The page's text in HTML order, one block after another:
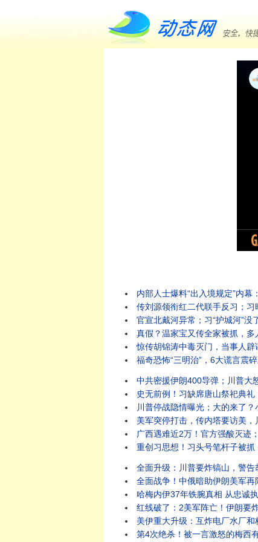
内部人士爆料“出入境规定”内幕：原
传刘源领衔红二代联手反习；
官宣北戴河异常；习“护城河”
真假？温家宝又传全家被抓，多人坠
惊传胡锦涛中毒灭门，当事人辟谣
福奇恐怖“三明治”，6大谎言震碎三观
中共密援伊朗400导弹；川普大
史无前例！习缺席唐山祭祀典礼，
川普停战隐情曝光；大的来了？
美军突停打击，传内塔要访美，川普提
广西遇难近2万！官方强酸灭迹；温家
重创习思想！习头号笔杆子被抓；美
全面升级：川普要炸镐山，警告胡塞别
全面战争！中俄暗助伊朗美军再阵
哈梅内伊37年铁腕真相 从忠诚
红线破了：2美军阵亡！伊朗要炸
美伊重大升级：互炸电厂水厂和桥
第4次绝杀！被一言激怒的梅西